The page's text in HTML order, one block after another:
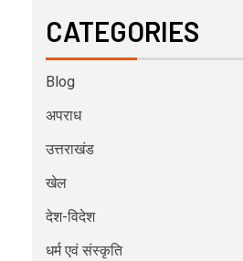
CATEGORIES
Blog
अपराध
उत्तराखंड
खेल
देश-विदेश
धर्म एवं संस्कृति